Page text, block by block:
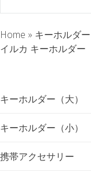
ナ
ビ
ー
シ
ョ
Home » キーホルダー
イルカ キーホルダー
キーホルダー（大）
キーホルダー（小）
携帯アクセサリー